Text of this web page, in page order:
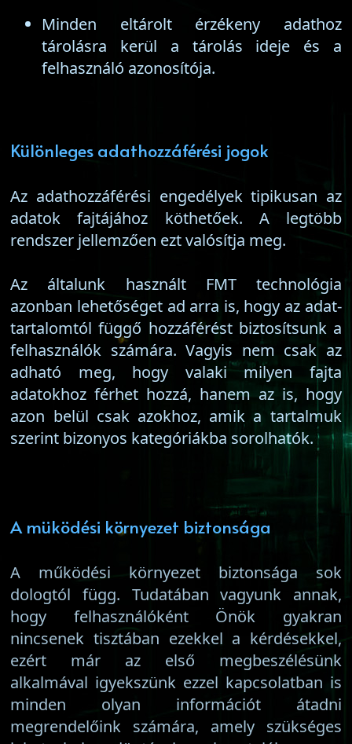
Minden eltárolt érzékeny adathoz
tárolásra kerül a tárolás ideje és a
felhasználó azonosítója.
Különleges adathozzáférési jogok
Az adathozzáférési engedélyek tipikusan az
adatok fajtájához köthetőek. A legtöbb
rendszer jellemzően ezt valósítja meg.
Az általunk használt FMT technológia
azonban lehetőséget ad arra is, hogy az adat-
tartalomtól függő hozzáférést biztosítsunk a
felhasználók számára. Vagyis nem csak az
adható meg, hogy valaki milyen fajta
adatokhoz férhet hozzá, hanem az is, hogy
azon belül csak azokhoz, amik a tartalmuk
szerint bizonyos kategóriákba sorolhatók.
A müködési környezet biztonsága
A működési környezet biztonsága sok
dologtól függ. Tudatában vagyunk annak,
hogy felhasználóként Önök gyakran
nincsenek tisztában ezekkel a kérdésekkel,
ezért már az első megbeszélésünk
alkalmával igyekszünk ezzel kapcsolatban is
minden olyan információt átadni
megrendelőink számára, amely szükséges